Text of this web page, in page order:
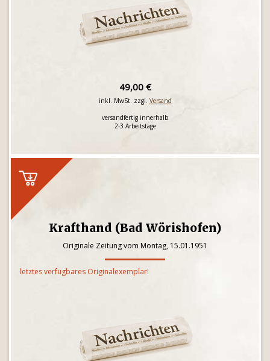
49,00 €
inkl. MwSt. zzgl. Versand
versandfertig innerhalb
2-3 Arbeitstage
Krafthand (Bad Wörishofen)
Originale Zeitung vom Montag, 15.01.1951
letztes verfügbares Originalexemplar!